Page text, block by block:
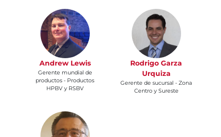
Andrew Lewis
Gerente mundial de
productos - Productos
HPBV y RSBV
Rodrigo Garza
Urquiza
Gerente de sucursal - Zona
Centro y Sureste